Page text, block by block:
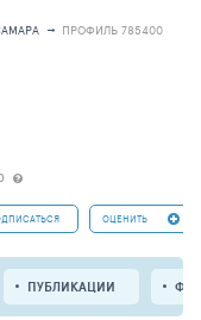
ПРОФИЛЬ 785400
ОЦЕНИТЬ
ПУБЛИКАЦИИ